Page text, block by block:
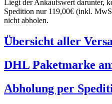
Liegt der Ankaufswert darunter,
Spedition nur 119,00€ (inkl.
nicht abholen.
Übersicht aller
DHL Paketmarke
Abholung per